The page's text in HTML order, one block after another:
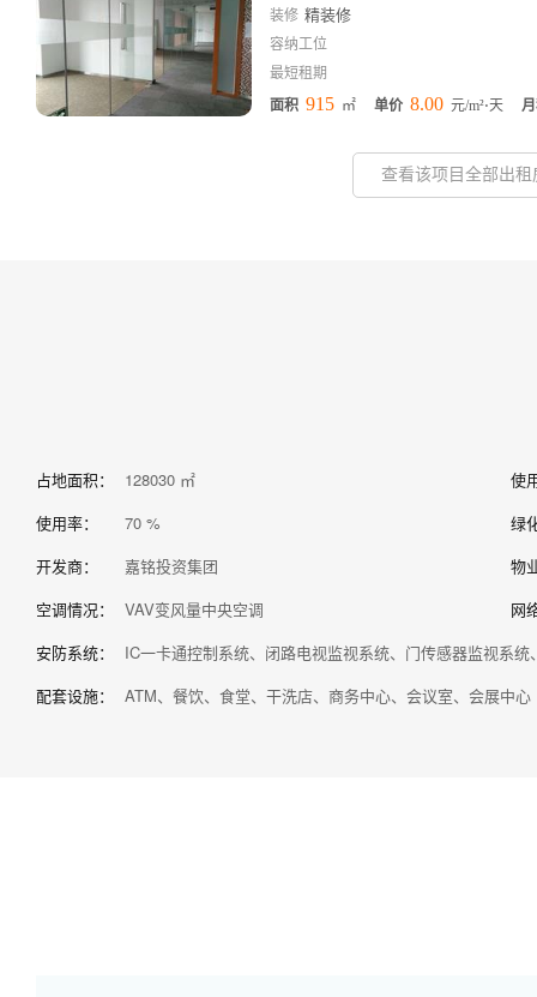
装修 精装修
容纳工位
最短租期
面积 915 ㎡ 单价 8.00 元/m²⋅天
查看该项目全部出租
占地面积： 128030 ㎡
使
使用率：
70 %
绿
开发商：
嘉铭投资集团
物
空调情况：
VAV变风量中央空调
网
安防系统：
IC一卡通控制系统、闭路电视监视系统、门传感器监视系
配套设施：
ATM、餐饮、食堂、干洗店、商务中心、会议室、会展中心